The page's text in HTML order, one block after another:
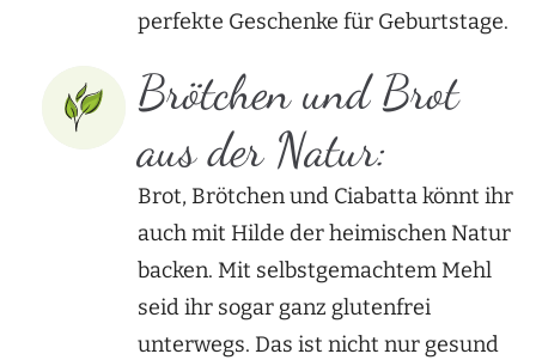
perfekte Geschenke für Geburtstage.
Brötchen und Brot
aus der Natur:
Brot, Brötchen und Ciabatta könnt ihr
auch mit Hilde der heimischen Natur
backen. Mit selbstgemachtem Mehl
seid ihr sogar ganz glutenfrei
unterwegs. Das ist nicht nur gesund